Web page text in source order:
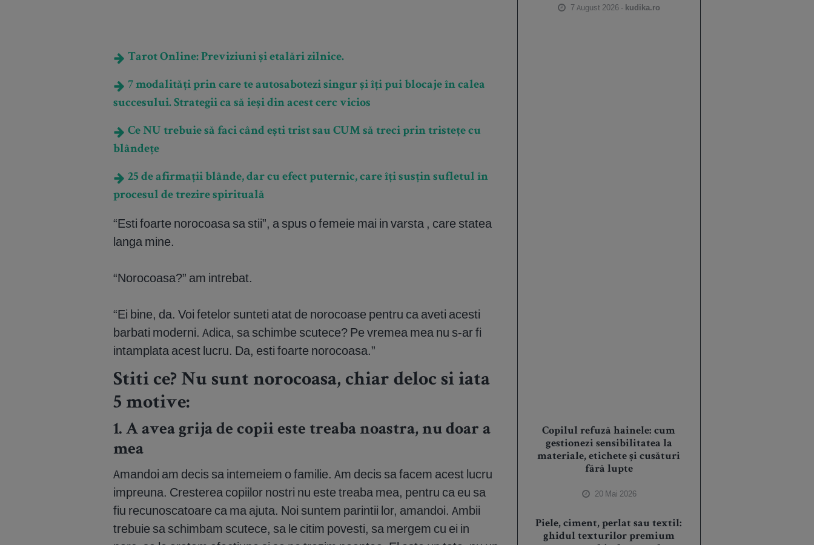
Tarot Online: Previziuni și etalări zilnice.
7 modalități prin care te autosabotezi singur și îți pui blocaje în calea
succesului. Strategii ca să ieși din acest cerc vicios
Ce NU trebuie să faci când ești trist sau CUM să treci prin tristețe cu
blândețe
25 de afirmații blânde, dar cu efect puternic, care îți susțin sufletul în
procesul de trezire spirituală
“Esti foarte norocoasa sa stii”, a spus o femeie mai in varsta , care statea
langa mine.
“Norocoasa?” am intrebat.
“Ei bine, da. Voi fetelor sunteti atat de norocoase pentru ca aveti acesti
barbati moderni. Adica, sa schimbe scutece? Pe vremea mea nu s-ar fi
intamplata acest lucru. Da, esti foarte norocoasa.”
Stiti ce? Nu sunt norocoasa, chiar deloc si iata
5 motive:
1. A avea grija de copii este treaba noastra, nu doar a
mea
Amandoi am decis sa intemeiem o familie. Am decis sa facem acest lucru
impreuna. Cresterea copiilor nostri nu este treaba mea, pentru ca eu sa
fiu recunoscatoare ca ma ajuta. Noi suntem parintii lor, amandoi. Ambii
trebuie sa schimbam scutece, sa le citim povesti, sa mergem cu ei in
7 August 2026 - kudika.ro
Copilul refuză hainele: cum
gestionezi sensibilitatea la
materiale, etichete și cusături
fără lupte
20 Mai 2026
Piele, ciment, perlat sau textil:
ghidul texturilor premium